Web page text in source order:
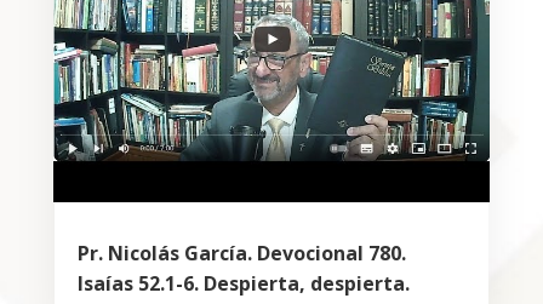
Pr. Nicolás García. Devocional 780.
Isaías 52.1-6. Despierta, despierta.